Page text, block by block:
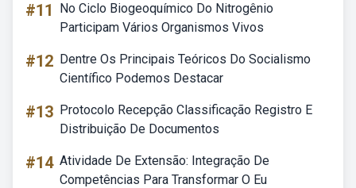
#11
No Ciclo Biogeoquímico Do Nitrogênio
Participam Vários Organismos Vivos
#12 Dentre Os Principais Teóricos Do Socialismo
Científico Podemos Destacar
#13 Protocolo Recepção Classificação Registro E
Distribuição De Documentos
#14 Atividade De Extensão: Integração De
Competências Para Transformar O Eu